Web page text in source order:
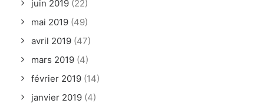
juin 2019 (22)
mai 2019 (49)
avril 2019 (47)
mars 2019 (4)
février 2019 (14)
janvier 2019 (4)